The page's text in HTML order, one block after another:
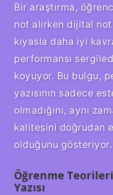
Bir araştırma,
not alırken dijital
kıyasla daha iyi
performansı
koyuyor. Bu bulgu,
yazısının sadece
olmadığını, aynı
kalitesini doğrudan
olduğunu gösteriyor.
Öğrenme
Yazısı